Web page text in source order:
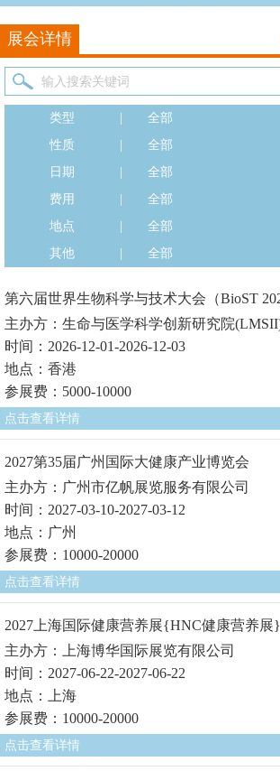
展会详情
类型
全部
性质
全部
日期
全部
费用
全部
地点
全部
其他
全部
第六届世界生物科学与技术大会（BioST
主办方：生命与医学科学创新研究院
时间：2026-12-01-2026-12-03
地点：香港
参展费：5000-10000
点击查看详情
2027第35届广州国际大健康产业博览会
主办方：广州市亿帆展览服务有限公司
时间：2027-03-10-2027-03-12
地点：广州
参展费：10000-20000
点击查看详情
2027上海国际健康营养展{HNC健康营养展}
主办方：上海博华国际展览有限公司
时间：2027-06-22-2027-06-22
地点：上海
参展费：10000-20000
点击查看详情